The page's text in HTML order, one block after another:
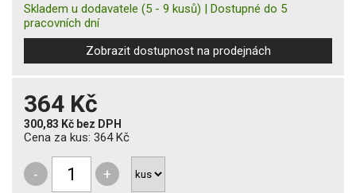
Skladem u dodavatele (5 - 9 kusů) | Dostupné do 5
pracovních dní
Zobrazit dostupnost na prodejnách
364 Kč
300,83 Kč bez DPH
Cena za kus: 364 Kč
- +